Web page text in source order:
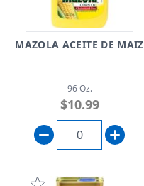
MAZOLA ACEITE DE MAIZ
96 Oz.
$10.99